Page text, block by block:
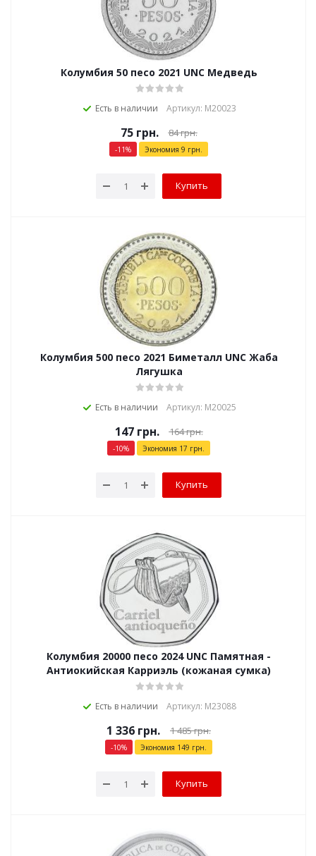
Колумбия 50 песо 2021 UNC Медведь
Есть в наличии Артикул: М20023
75грн. 84грн.
-11% Экономия 9 грн.
Купить
Колумбия 500 песо 2021 Биметалл UNC Жаба
Лягушка
Есть в наличии Артикул: М20025
147грн. 164грн.
-10% Экономия 17 грн.
Купить
Колумбия 20000 песо 2024 UNC Памятная -
Антиокийская Карриэль (кожаная сумка)
Есть в наличии Артикул: М23088
1 336 грн. 1 485грн.
-10% Экономия 149 грн.
Купить